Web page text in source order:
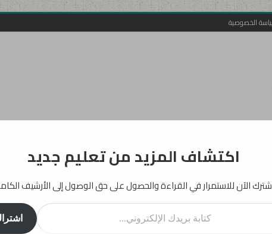
الخصوصية
اكتشاف المزيد من تعليم جديد
الآن للاستمرار في القراءة والحصول على حق الوصول إلى الأرشيف